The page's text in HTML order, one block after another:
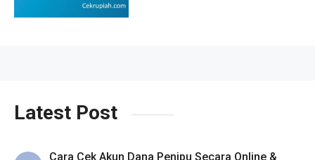
Latest Post
Cara Cek Akun Dana Penipu Secara Online &